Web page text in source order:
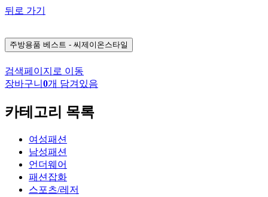
뒤로 가기
주방용품 베스트 - 씨제이온스타일
검색페이지로 이동
장바구니 0개 담겨있음
카테고리 목록
여성패션
남성패션
언더웨어
패션잡화
스포츠/레저